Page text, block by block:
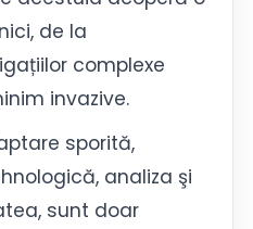
de la
complexe
invazive.
sporită,
analiza şi
sunt doar